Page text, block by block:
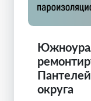
округа